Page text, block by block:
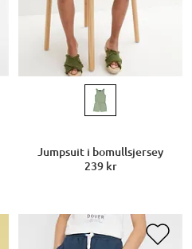
Jumpsuit i bomullsjersey
239 kr